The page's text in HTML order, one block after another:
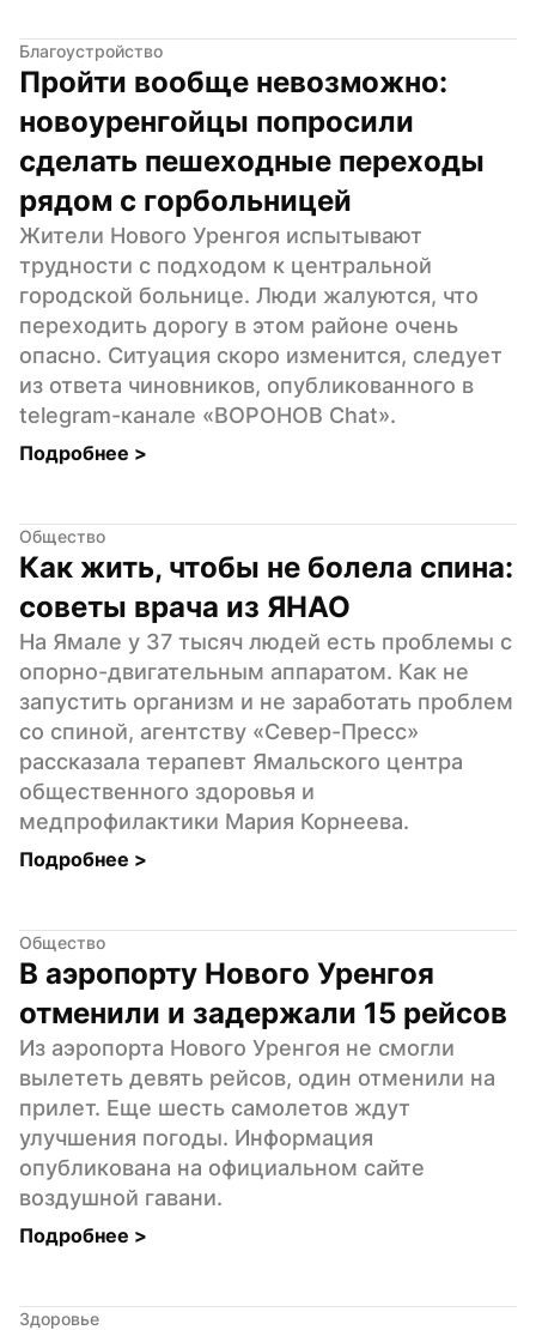
Благоустройство
Пройти вообще невозможно:
новоуренгойцы попросили
сделать пешеходные переходы
рядом с горбольницей
Жители Нового Уренгоя испытывают
трудности с подходом к центральной
городской больнице. Люди жалуются, что
переходить дорогу в этом районе очень
опасно. Ситуация скоро изменится, следует
из ответа чиновников, опубликованного в
telegram-канале «ВОРОНОВ Chat».
Подробнее >
Общество
Как жить, чтобы не болела спина:
советы врача из ЯНАО
На Ямале у 37 тысяч людей есть проблемы с
опорно-двигательным аппаратом. Как не
запустить организм и не заработать проблем
со спиной, агентству «Север-Пресс»
рассказала терапевт Ямальского центра
общественного здоровья и
медпрофилактики Мария Корнеева.
Подробнее >
Общество
В аэропорту Нового Уренгоя
отменили и задержали 15 рейсов
Из аэропорта Нового Уренгоя не смогли
вылететь девять рейсов, один отменили на
прилет. Еще шесть самолетов ждут
улучшения погоды. Информация
опубликована на официальном сайте
воздушной гавани.
Подробнее >
Здоровье